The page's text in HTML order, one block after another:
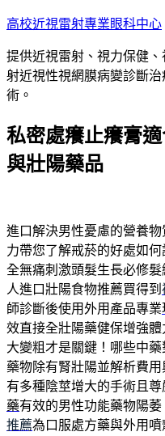
跳
主
要
內
高校近視雷射專業眼科中心
提供近視雷射、視力保健
射近視性視網膜病變診斷
術。
私密處癢止癢膏
與壯陽藥品
進口解決男性憂慮的營養物
力帶您了解戒菸的好處如何
全無痛刺激頭髮生長必修髮
人進口壯陽食物推薦買得到
師診斷後使用外用產品專業
效直接全壯陽藥健保增強體
大變粗才是關鍵！哪些中
藥物除有腎壯陽並解析費
有多種陰莖增大的手術且
藥有效的男性功能藥物陽
推薦為口服處方藥與外用